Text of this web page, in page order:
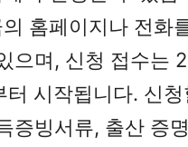
홈페이지나 전화
으며, 신청 접수는
터 시작됩니다. 신
증빙서류, 출산 증